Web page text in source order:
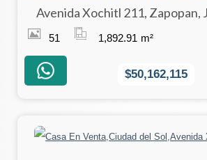
Avenida Xochitl 211, Zapopan,
51 1,892.91 m²
$50,162,115